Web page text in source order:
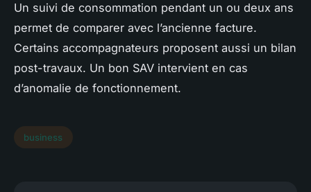
Un suivi de consommation pendant un ou deux ans
permet de comparer avec l’ancienne facture.
Certains accompagnateurs proposent aussi un bilan
post-travaux. Un bon SAV intervient en cas
d’anomalie de fonctionnement.
business